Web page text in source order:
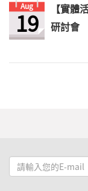
Aug
19
【實體
研討會
請
輸